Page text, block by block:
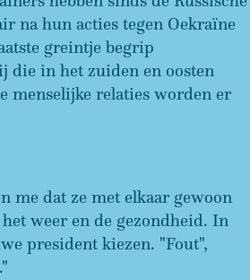
na hun acties tegen Oekraïne
greintje begrip
die in het zuiden en oosten
menselijke relaties worden er
me dat ze met elkaar gewoon
weer en de gezondheid. In
president kiezen. "Fout",